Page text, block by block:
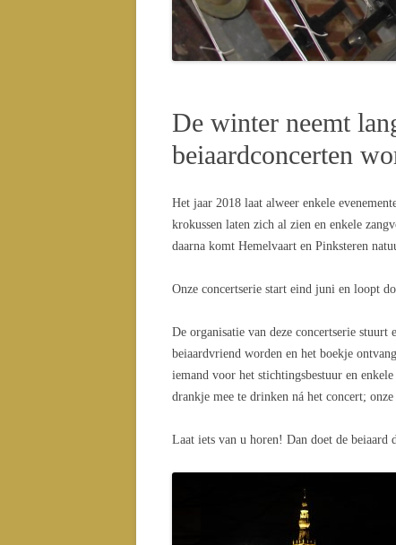
De winter neemt
beiaardconcerten
Het jaar 2018 laat alweer enkele
krokussen laten zich al zien en enkele
daarna komt Hemelvaart en Pinksteren
Onze concertserie start eind juni en loopt
De organisatie van deze concertserie
beiaardvriend worden en het boekje
iemand voor het stichtingsbestuur en
drankje mee te drinken ná het concert;
Laat iets van u horen! Dan doet de beiaard